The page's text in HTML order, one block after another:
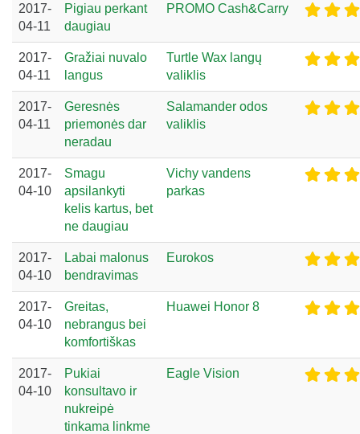
2017-
04-11
Pigiau perkant
daugiau
PROMO Cash&Carry
2017-
04-11
Gražiai nuvalo
langus
Turtle Wax langų
valiklis
2017-
04-11
Geresnės
priemonės dar
neradau
Salamander odos
valiklis
2017-
04-10
Smagu
apsilankyti
kelis kartus, bet
ne daugiau
Vichy vandens
parkas
2017-
04-10
Labai malonus
bendravimas
Eurokos
2017-
04-10
Greitas,
nebrangus bei
komfortiškas
Huawei Honor 8
2017-
04-10
Pukiai
konsultavo ir
nukreipė
tinkama linkme
Eagle Vision